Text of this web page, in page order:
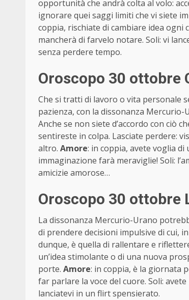
opportunità che andrà colta al volo:
ignorare quei saggi limiti che vi siete
coppia, rischiate di cambiare idea
mancherà di farvelo notare. Soli: vi
senza perdere tempo.
Oroscopo 30 ottobre
Che si tratti di lavoro o vita personale
pazienza, con la dissonanza
Anche se non siete d’accordo con ciò
sentireste in colpa. Lasciate perdere:
altro. Amore: in coppia, avete voglia
immaginazione farà meraviglie! Soli:
amicizie amorose…
Oroscopo 30 ottobre
La dissonanza Mercurio-Urano
di prendere decisioni impulsive di cui,
dunque, è quella di rallentare e
un’idea stimolante o di una nuova
porte. Amore: in coppia, è la giornata
far parlare la voce del cuore. Soli:
lanciatevi in un flirt spensierato.